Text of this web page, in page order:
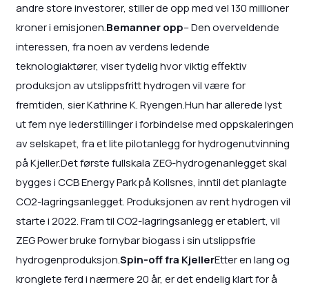
andre store investorer, stiller de opp med vel 130 millioner
kroner i emisjonen.Bemanner opp– Den overveldende
interessen, fra noen av verdens ledende
teknologiaktører, viser tydelig hvor viktig effektiv
produksjon av utslippsfritt hydrogen vil være for
fremtiden, sier Kathrine K. Ryengen.Hun har allerede lyst
ut fem nye lederstillinger i forbindelse med oppskaleringen
av selskapet, fra et lite pilotanlegg for hydrogenutvinning
på Kjeller.Det første fullskala ZEG-hydrogenanlegget skal
bygges i CCB Energy Park på Kollsnes, inntil det planlagte
CO2-lagringsanlegget. Produksjonen av rent hydrogen vil
starte i 2022. Fram til CO2-lagringsanlegg er etablert, vil
ZEG Power bruke fornybar biogass i sin utslippsfrie
hydrogenproduksjon.Spin-off fra KjellerEtter en lang og
kronglete ferd i nærmere 20 år, er det endelig klart for å